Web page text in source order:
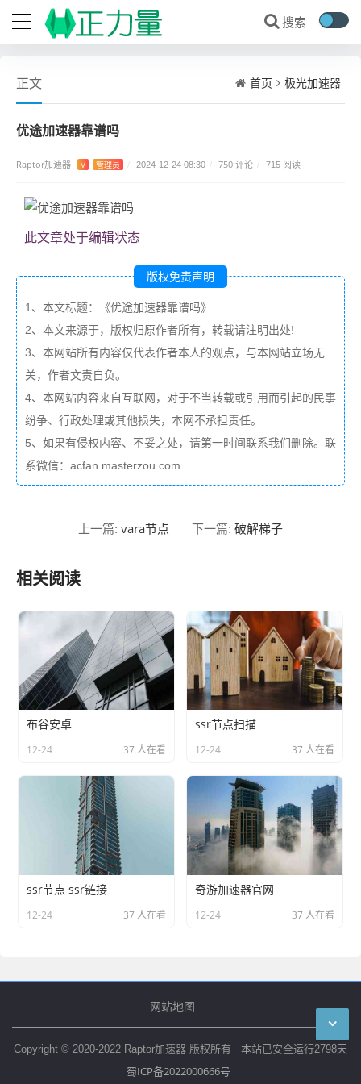
正文 首页 极光加速器
优途加速器靠谱吗
Raptor加速器 V 管理员 / 2024-12-24 08:30 / 750 评论 / 715 阅读
此文章处于编辑状态
版权免责声明
1、本文标题：《优途加速器靠谱吗》
2、本文来源于，版权归原作者所有，转载请注明出处!
3、本网站所有内容仅代表作者本人的观点，与本网站立场无
关，作者文责自负。
4、本网站内容来自互联网，对于不当转载或引用而引起的民事
纷争、行政处理或其他损失，本网不承担责任。
5、如果有侵权内容、不妥之处，请第一时间联系我们删除。联
系微信：acfan.masterzou.com
上一篇: vara节点 下一篇: 破解梯子
相关阅读
布谷安卓
12-24 37 人在看
ssr节点扫描
12-24 37 人在看
ssr节点 ssr链接
12-24 37 人在看
奇游加速器官网
12-24 37 人在看
网站地图
Copyright © 2020-2022 Raptor加速器 版权所有 本站已安全运行2798天
蜀ICP备2022000666号